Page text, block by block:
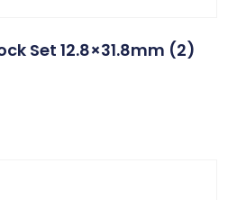
Set 12.8×31.8mm (2)